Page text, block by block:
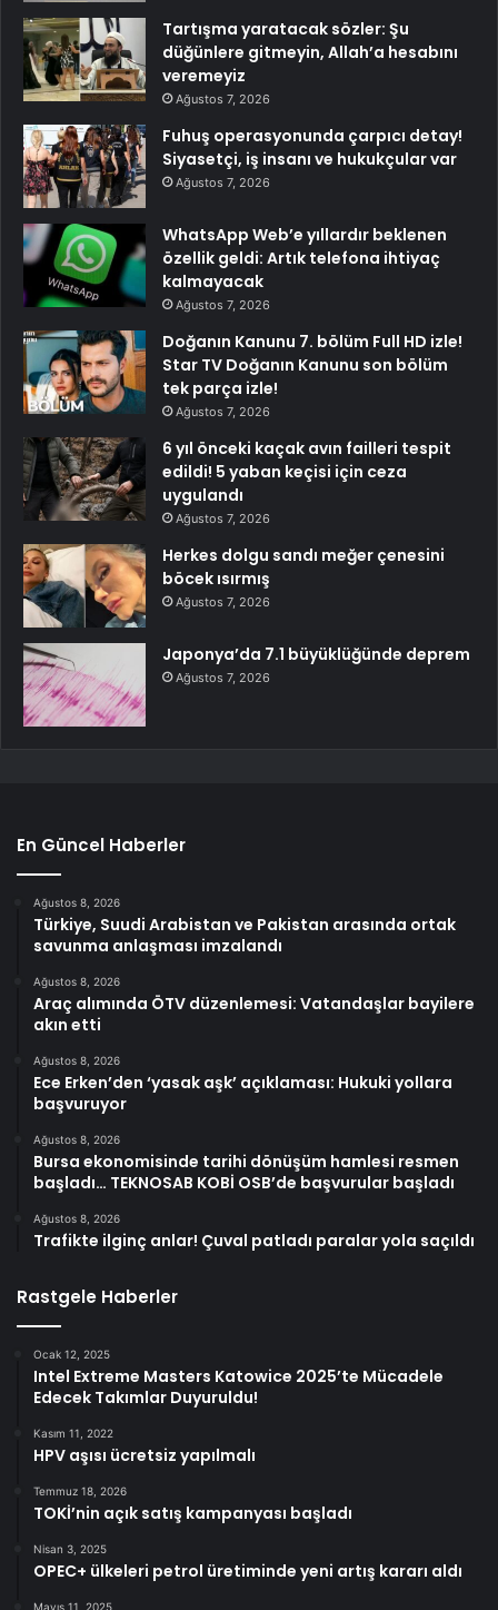
Tartışma yaratacak sözler: Şu
düğünlere gitmeyin, Allah’a hesabını
veremeyiz
Ağustos 7, 2026
Fuhuş operasyonunda çarpıcı detay!
Siyasetçi, iş insanı ve hukukçular var
Ağustos 7, 2026
WhatsApp Web’e yıllardır beklenen
özellik geldi: Artık telefona ihtiyaç
kalmayacak
Ağustos 7, 2026
Doğanın Kanunu 7. bölüm Full HD izle!
Star TV Doğanın Kanunu son bölüm
tek parça izle!
Ağustos 7, 2026
6 yıl önceki kaçak avın failleri tespit
edildi! 5 yaban keçisi için ceza
uygulandı
Ağustos 7, 2026
Herkes dolgu sandı meğer çenesini
böcek ısırmış
Ağustos 7, 2026
Japonya’da 7.1 büyüklüğünde deprem
Ağustos 7, 2026
En Güncel Haberler
Ağustos 8, 2026
Türkiye, Suudi Arabistan ve Pakistan arasında ortak
savunma anlaşması imzalandı
Ağustos 8, 2026
Araç alımında ÖTV düzenlemesi: Vatandaşlar bayilere
akın etti
Ağustos 8, 2026
Ece Erken’den ‘yasak aşk’ açıklaması: Hukuki yollara
başvuruyor
Ağustos 8, 2026
Bursa ekonomisinde tarihi dönüşüm hamlesi resmen
başladı… TEKNOSAB KOBİ OSB’de başvurular başladı
Ağustos 8, 2026
Trafikte ilginç anlar! Çuval patladı paralar yola saçıldı
Rastgele Haberler
Ocak 12, 2025
Intel Extreme Masters Katowice 2025’te Mücadele
Edecek Takımlar Duyuruldu!
Kasım 11, 2022
HPV aşısı ücretsiz yapılmalı
Temmuz 18, 2026
TOKİ’nin açık satış kampanyası başladı
Nisan 3, 2025
OPEC+ ülkeleri petrol üretiminde yeni artış kararı aldı
Mayıs 11, 2025